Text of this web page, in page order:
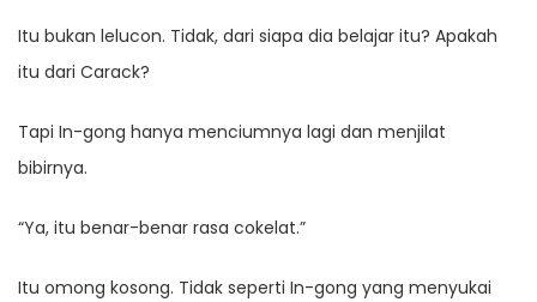
Itu bukan lelucon. Tidak, dari siapa dia belajar itu? Apakah
itu dari Carack?
Tapi In-gong hanya menciumnya lagi dan menjilat
bibirnya.
“Ya, itu benar-benar rasa cokelat.”
Itu omong kosong. Tidak seperti In-gong yang menyukai